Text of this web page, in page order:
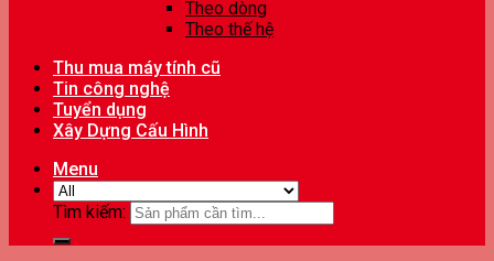
Theo dòng
Theo thế hệ
Thu mua máy tính cũ
Tin công nghệ
Tuyển dụng
Xây Dựng Cấu Hình
Menu
Tìm kiếm: